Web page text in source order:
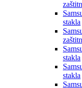
stakla
stakla
stakla